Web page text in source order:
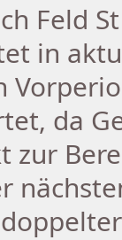
Feld
in
da
zur